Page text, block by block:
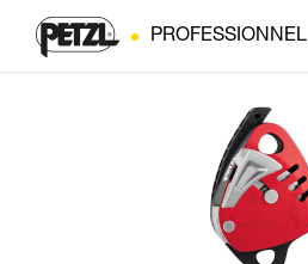
PROFESSIONNEL